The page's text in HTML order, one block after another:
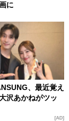
に
、最近覚え
沢あかねがツッ
AD